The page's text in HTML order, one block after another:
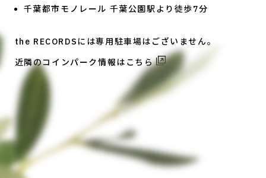
千葉都市モノレール 千葉公園駅より徒歩7分
the RECORDSには専用駐車場はございません。
近隣のコインパーク情報はこちら